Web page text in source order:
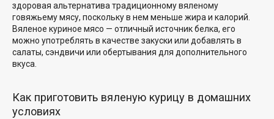
здоровая альтернатива традиционному вяленому
говяжьему мясу, поскольку в нем меньше жира и калорий.
Вяленое куриное мясо — отличный источник белка, его
можно употреблять в качестве закуски или добавлять в
салаты, сэндвичи или обертывания для дополнительного
вкуса.
Как приготовить вяленую курицу в домашних
условиях